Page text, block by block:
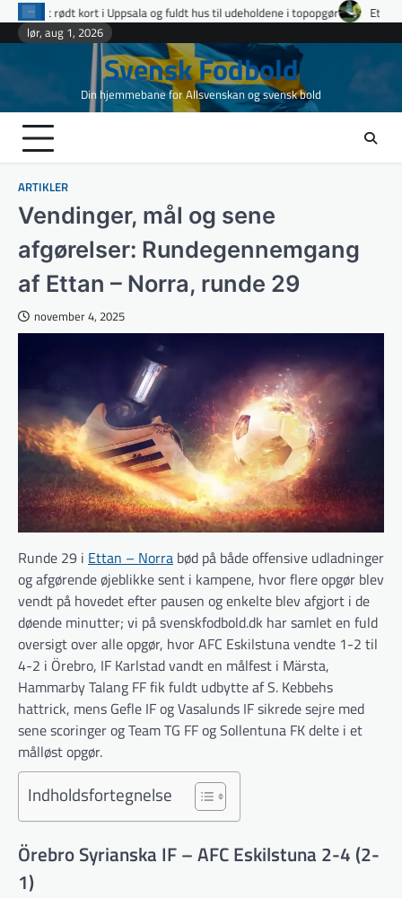
Skipfuldt hus til udeholdene i topopgør
Ettan Norra runde 9: fire
lør, aug 1, 2026
Svensk Fodbold
Din hjemmebane for Allsvenskan og svensk bold
ARTIKLER
Vendinger, mål og sene
afgørelser: Rundegennemgang
af Ettan – Norra, runde 29
november 4, 2025
Runde 29 i Ettan – Norra bød på både offensive udladninger
og afgørende øjeblikke sent i kampene, hvor flere opgør blev
vendt på hovedet efter pausen og enkelte blev afgjort i de
døende minutter; vi på svenskfodbold.dk har samlet en fuld
oversigt over alle opgør, hvor AFC Eskilstuna vendte 1-2 til
4-2 i Örebro, IF Karlstad vandt en målfest i Märsta,
Hammarby Talang FF fik fuldt udbytte af S. Kebbehs
hattrick, mens Gefle IF og Vasalunds IF sikrede sejre med
sene scoringer og Team TG FF og Sollentuna FK delte i et
målløst opgør.
Indholdsfortegnelse
Örebro Syrianska IF – AFC Eskilstuna 2-4 (2-
1)